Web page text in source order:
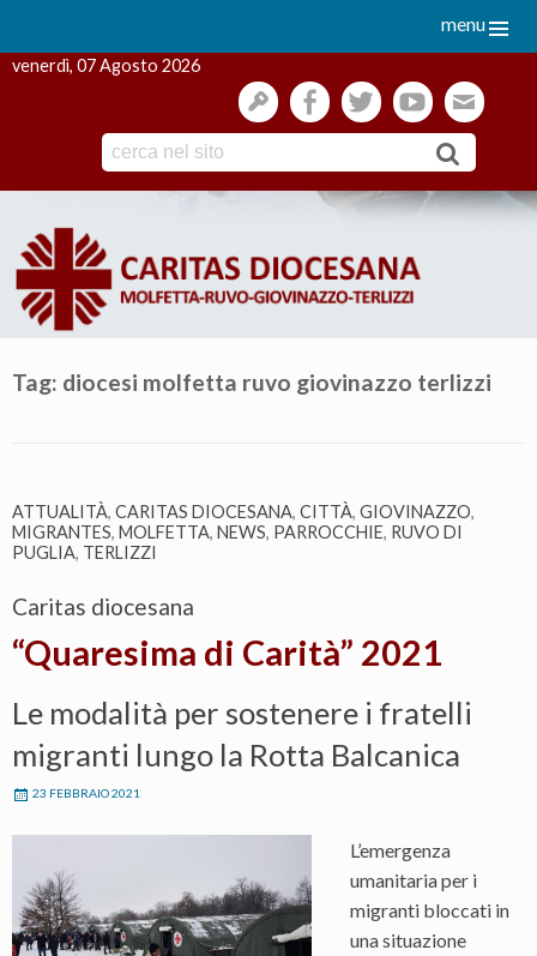
menu
venerdì, 07 Agosto 2026
gestionefacebooktwitteryoutube
Skip
Tag: diocesi molfetta ruvo giovinazzo terlizzi
ATTUALITÀ, CARITAS DIOCESANA, CITTÀ, GIOVINAZZO,
MIGRANTES, MOLFETTA, NEWS, PARROCCHIE, RUVO DI
PUGLIA, TERLIZZI
Caritas diocesana
“Quaresima di Carità” 2021
Le modalità per sostenere i fratelli
migranti lungo la Rotta Balcanica
23 FEBBRAIO 2021
L’emergenza
umanitaria per i
migranti bloccati in
una situazione